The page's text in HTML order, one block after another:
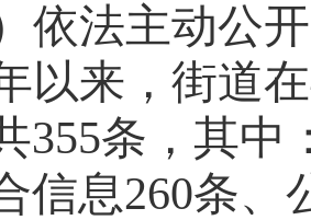
依法主动公
以来， 街道
355条，其中
信息260条、